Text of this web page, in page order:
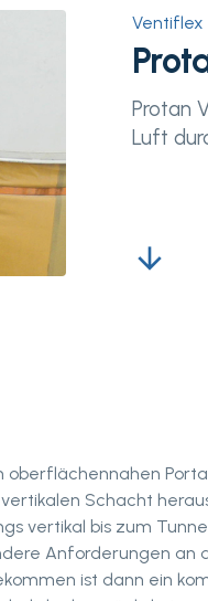
Protan
Luft
arrow_downward
Schacht
vertikal bis zum
Anforderungen an
ist dann ein